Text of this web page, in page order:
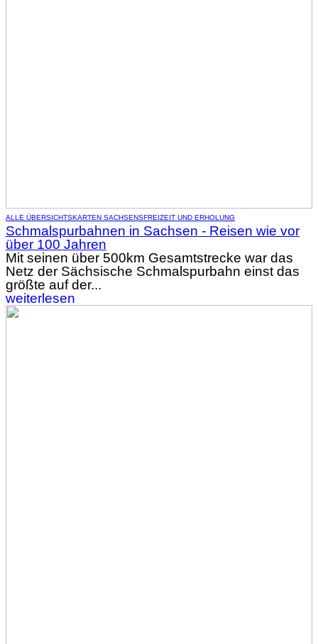
ALLE ÜBERSICHTSKARTEN SACHSENSFREIZEIT UND ERHOLUNG
Schmalspurbahnen in Sachsen - Reisen wie vor
über 100 Jahren
Mit seinen über 500km Gesamtstrecke war das
Netz der Sächsische Schmalspurbahn einst das
größte auf der...
weiterlesen